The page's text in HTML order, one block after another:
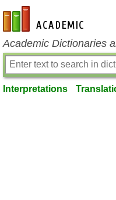
en-academic.com
Academic Dictionaries
Interpretations